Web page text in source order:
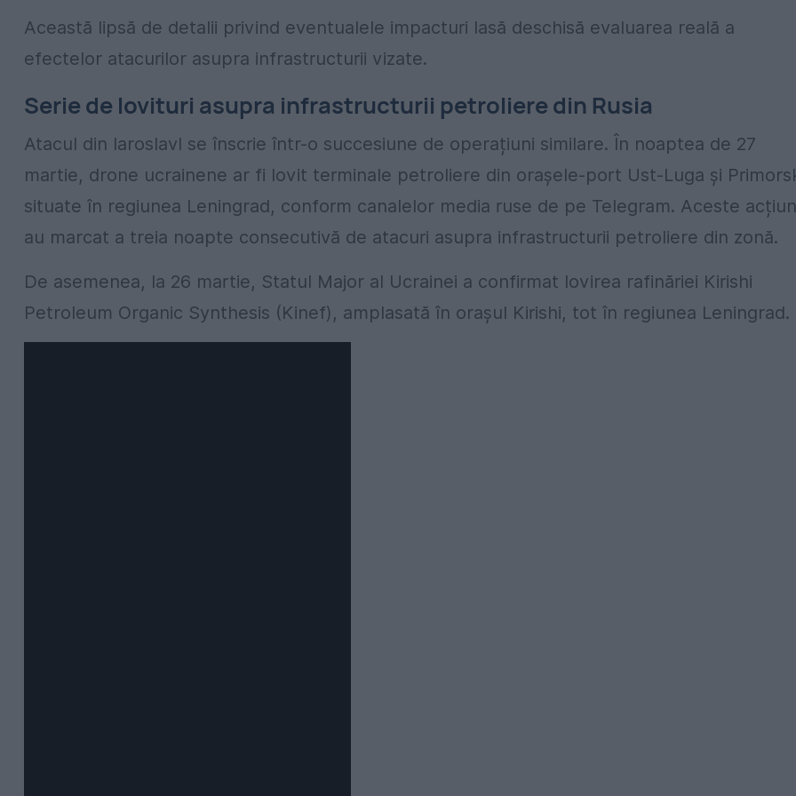
Această lipsă de detalii privind eventualele impacturi lasă deschisă evaluarea reală a
efectelor atacurilor asupra infrastructurii vizate.
Serie de lovituri asupra infrastructurii petroliere din Rusia
Atacul din Iaroslavl se înscrie într-o succesiune de operațiuni similare. În noaptea de 27
martie, drone ucrainene ar fi lovit terminale petroliere din orașele-port Ust-Luga și
situate în regiunea Leningrad, conform canalelor media ruse de pe Telegram. Aceste
au marcat a treia noapte consecutivă de atacuri asupra infrastructurii petroliere din zonă.
De asemenea, la 26 martie, Statul Major al Ucrainei a confirmat lovirea rafinăriei Kirishi
Petroleum Organic Synthesis (Kinef), amplasată în orașul Kirishi, tot în regiunea Leningrad.